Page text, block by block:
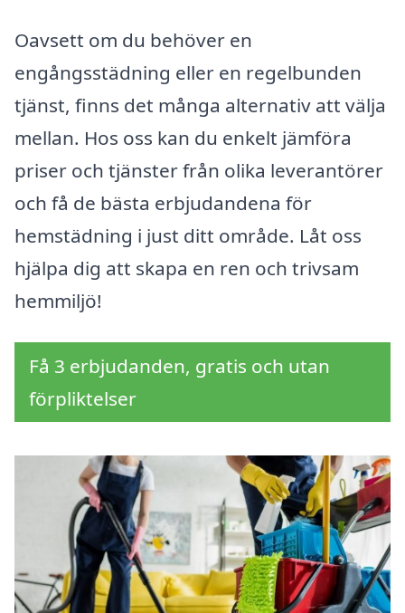
Oavsett om du behöver en
engångsstädning eller en regelbunden
tjänst, finns det många alternativ att välja
mellan. Hos oss kan du enkelt jämföra
priser och tjänster från olika leverantörer
och få de bästa erbjudandena för
hemstädning i just ditt område. Låt oss
hjälpa dig att skapa en ren och trivsam
hemmiljö!
Få 3 erbjudanden, gratis och utan
förpliktelser